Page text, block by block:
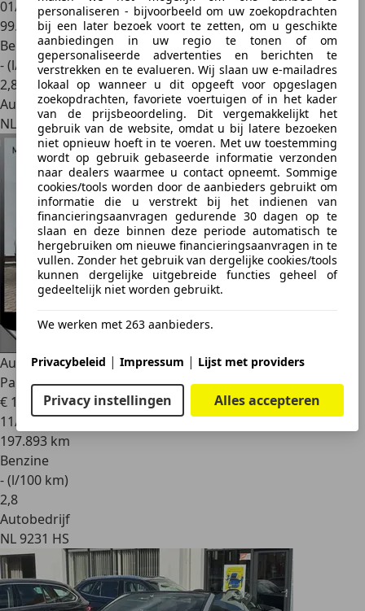
personaliseren - bijvoorbeeld om uw zoekopdrachten
bij een later bezoek voort te zetten, om u geschikte
aanbiedingen in uw regio te tonen of om
gepersonaliseerde advertenties en berichten te
verstrekken en te evalueren. Wij slaan uw e-mailadres
lokaal op wanneer u dit opgeeft voor opgeslagen
zoekopdrachten, favoriete voertuigen of in het kader
van de prijsbeoordeling. Dit vergemakkelijkt het
gebruik van de website, omdat u bij latere bezoeken
niet opnieuw hoeft in te voeren. Met uw toestemming
wordt op gebruik gebaseerde informatie verzonden
naar dealers waarmee u contact opneemt. Sommige
cookies/tools worden door de aanbieders gebruikt om
informatie die u verstrekt bij het indienen van
financieringsaanvragen gedurende 30 dagen op te
slaan en deze binnen deze periode automatisch te
hergebruiken om nieuwe financieringsaanvragen in te
vullen. Zonder het gebruik van dergelijke cookies/tools
kunnen dergelijke uitgebreide functies geheel of
gedeeltelijk niet worden gebruikt.
We werken met 263 aanbieders.
Privacybeleid | Impressum | Lijst met providers
Privacy instellingen Alles accepteren
01/2011
99.789 km
Benzine
- (l/100 km)
2,8
Autobedrijf
NL 7317 AK
Audi A3Sportback 1.8 TFSI Ambition Pro Line S Automaat
Pa
€ 10.700
11/2013
197.893 km
Benzine
- (l/100 km)
2,8
Autobedrijf
NL 9231 HS